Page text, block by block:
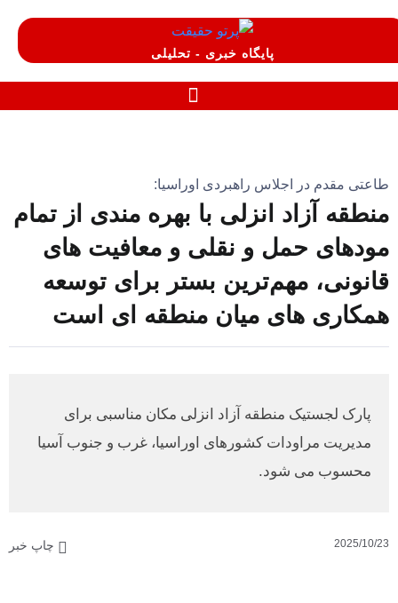
پایگاه خبری - تحلیلی
طاعتی مقدم در اجلاس راهبردی اوراسیا:
منطقه آزاد انزلی با بهره مندی از تمام
مودهای حمل و نقلی و معافیت های
قانونی، مهم‌ترین بستر برای توسعه
همكاری های میان منطقه ای است
پارک لجستیک منطقه آزاد انزلی مکان مناسبی برای
مدیریت مراودات کشورهای اوراسیا، غرب و جنوب آسیا
محسوب می شود.
2025/10/23 چاپ خبر